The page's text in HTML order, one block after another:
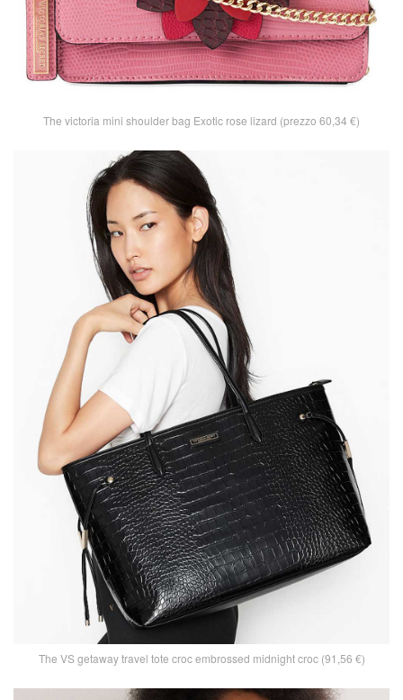
The victoria mini shoulder bag Exotic rose lizard (prezzo 60,34 €)
The VS getaway travel tote croc embrossed midnight croc (91,56 €)